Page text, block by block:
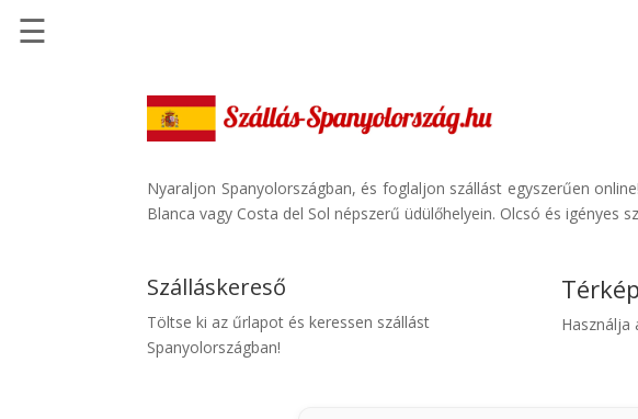
Szállásinfo.eu
Repülőjegy
Autóbérlés
☰
Nyaraljon Spanyolországban, és foglaljon szállást egyszerűen
Blanca vagy Costa del Sol népszerű üdülőhelyein. Olcsó és igényes
Szálláskereső
Töltse ki az űrlapot és keressen szállást
Spanyolországban!
Használja